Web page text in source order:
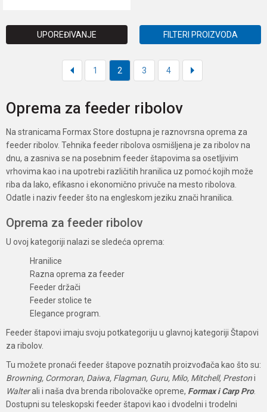
UPOREĐIVANJE FILTERI PROIZVODA
1 2 3 4
Oprema za feeder ribolov
Na stranicama Formax Store dostupna je raznovrsna oprema za
feeder ribolov. Tehnika feeder ribolova osmišljena je za ribolov na
dnu, a zasniva se na posebnim feeder štapovima sa osetljivim
vrhovima kao i na upotrebi različitih hranilica uz pomoć kojih može
riba da lako, efikasno i ekonomično privuče na mesto ribolova.
Odatle i naziv feeder što na engleskom jeziku znači hranilica.
Oprema za feeder ribolov
U ovoj kategoriji nalazi se sledeća oprema:
Hranilice
Razna oprema za feeder
Feeder držači
Feeder stolice te
Elegance program.
Feeder štapovi imaju svoju potkategoriju u glavnoj kategoriji Štapovi
za ribolov.
Tu možete pronaći feeder štapove poznatih proizvođača kao što su:
Browning, Cormoran, Daiwa, Flagman, Guru, Milo, Mitchell, Prestoni
Walterali i naša dva brenda ribolovačke opreme, Formax i Carp Pro.
Dostupni su teleskopski feeder štapovi kao i dvodelni i trodelni